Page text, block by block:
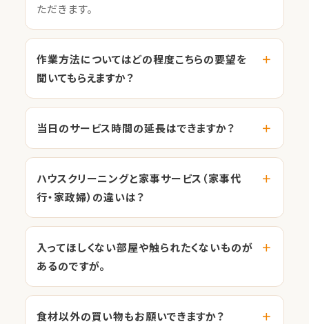
ただきます。
作業方法についてはどの程度こちらの要望を
聞いてもらえますか？
当日のサービス時間の延長はできますか？
ハウスクリーニングと家事サービス（家事代
行・家政婦）の違いは？
入ってほしくない部屋や触られたくないものが
あるのですが。
食材以外の買い物もお願いできますか？